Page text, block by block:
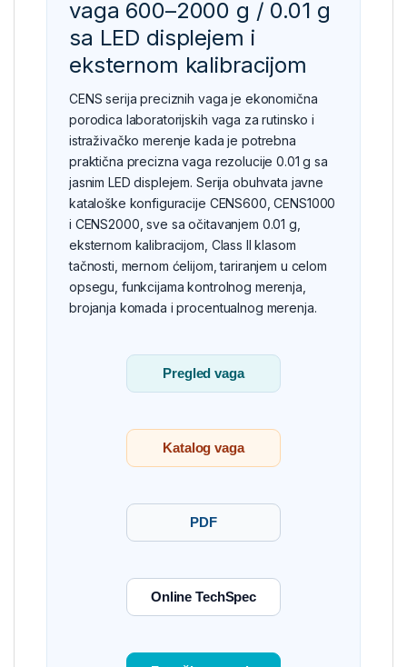
vaga 600–2000 g / 0.01 g
sa LED displejem i
eksternom kalibracijom
CENS serija preciznih vaga je ekonomična
porodica laboratorijskih vaga za rutinsko i
istraživačko merenje kada je potrebna
praktična precizna vaga rezolucije 0.01 g sa
jasnim LED displejem. Serija obuhvata javne
kataloške konfiguracije CENS600, CENS1000
i CENS2000, sve sa očitavanjem 0.01 g,
eksternom kalibracijom, Class II klasom
tačnosti, mernom ćelijom, tariranjem u celom
opsegu, funkcijama kontrolnog merenja,
brojanja komada i procentualnog merenja.
Pregled vaga
Katalog vaga
PDF
Online TechSpec